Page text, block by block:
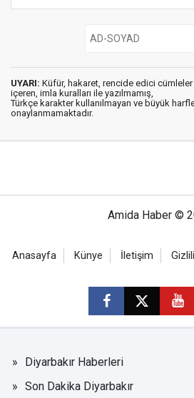
UYARI: Küfür, hakaret, rencide edici cümleler
içeren, imla kuralları ile yazılmamış,
Türkçe karakter kullanılmayan ve büyük
onaylanmamaktadır.
Amida Haber ©
Anasayfa Künye İletişim
Diyarbakır Haberleri
Son Dakika Diyarbakır